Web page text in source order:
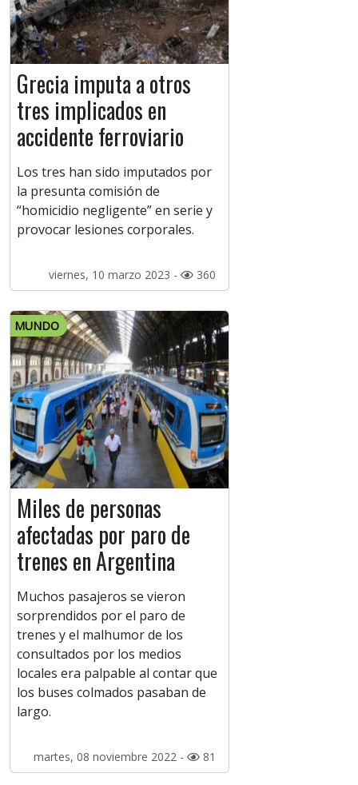
Grecia imputa a otros
tres implicados en
accidente ferroviario
Los tres han sido imputados por
la presunta comisión de
“homicidio negligente” en serie y
provocar lesiones corporales.
viernes, 10 marzo 2023 - 360
MUNDO
Miles de personas
afectadas por paro de
trenes en Argentina
Muchos pasajeros se vieron
sorprendidos por el paro de
trenes y el malhumor de los
consultados por los medios
locales era palpable al contar que
los buses colmados pasaban de
largo.
martes, 08 noviembre 2022 - 81